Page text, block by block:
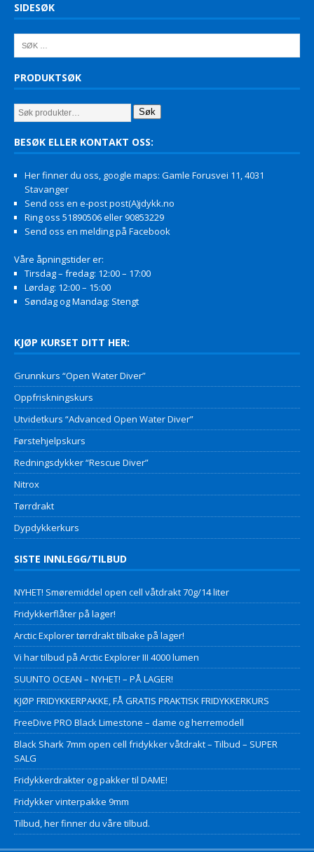
SIDESØK
PRODUKTSØK
Søk
BESØK ELLER KONTAKT OSS:
Her finner du oss, google maps: Gamle Forusvei 11, 4031
Stavanger
Send oss en e-post post(A)jdykk.no
Ring oss 51890506 eller 90853229
Send oss en melding på Facebook
Våre åpningstider er:
Tirsdag – fredag: 12:00 – 17:00
Lørdag: 12:00 – 15:00
Søndag og Mandag: Stengt
KJØP KURSET DITT HER:
Grunnkurs “Open Water Diver”
Oppfriskningskurs
Utvidetkurs “Advanced Open Water Diver”
Førstehjelpskurs
Redningsdykker “Rescue Diver”
Nitrox
Tørrdrakt
Dypdykkerkurs
SISTE INNLEGG/TILBUD
NYHET! Smøremiddel open cell våtdrakt 70g/14 liter
Fridykkerflåter på lager!
Arctic Explorer tørrdrakt tilbake på lager!
Vi har tilbud på Arctic Explorer III 4000 lumen
SUUNTO OCEAN – NYHET! – PÅ LAGER!
KJØP FRIDYKKERPAKKE, FÅ GRATIS PRAKTISK FRIDYKKERKURS
FreeDive PRO Black Limestone – dame og herremodell
Black Shark 7mm open cell fridykker våtdrakt – Tilbud – SUPER
SALG
Fridykkerdrakter og pakker til DAME!
Fridykker vinterpakke 9mm
Tilbud, her finner du våre tilbud.